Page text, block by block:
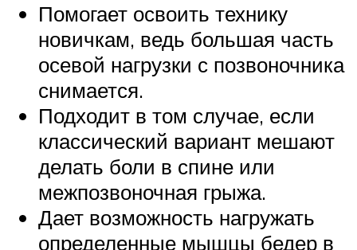
Помогает освоить технику
новичкам, ведь большая часть
осевой нагрузки с позвоночника
снимается.
Подходит в том случае, если
классический вариант мешают
делать боли в спине или
межпозвоночная грыжа.
Дает возможность нагружать
определенные мышцы бедер в